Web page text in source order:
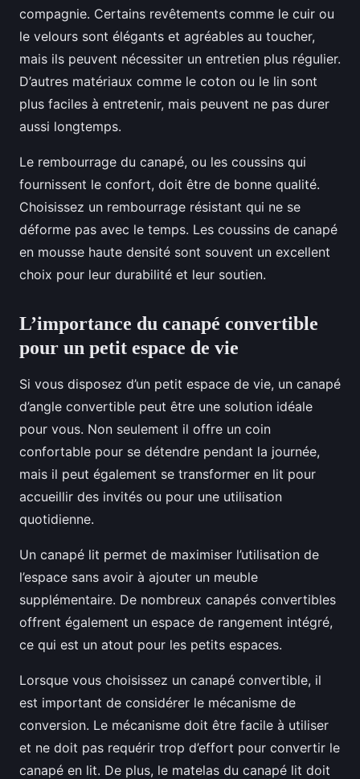
compagnie. Certains revêtements comme le cuir ou
le velours sont élégants et agréables au toucher,
mais ils peuvent nécessiter un entretien plus régulier.
D’autres matériaux comme le coton ou le lin sont
plus faciles à entretenir, mais peuvent ne pas durer
aussi longtemps.
Le rembourrage du canapé, ou les coussins qui
fournissent le confort, doit être de bonne qualité.
Choisissez un rembourrage résistant qui ne se
déforme pas avec le temps. Les coussins de canapé
en mousse haute densité sont souvent un excellent
choix pour leur durabilité et leur soutien.
L’importance du canapé convertible
pour un petit espace de vie
Si vous disposez d’un petit espace de vie, un canapé
d’angle convertible peut être une solution idéale
pour vous. Non seulement il offre un coin
confortable pour se détendre pendant la journée,
mais il peut également se transformer en lit pour
accueillir des invités ou pour une utilisation
quotidienne.
Un canapé lit permet de maximiser l’utilisation de
l’espace sans avoir à ajouter un meuble
supplémentaire. De nombreux canapés convertibles
offrent également un espace de rangement intégré,
ce qui est un atout pour les petits espaces.
Lorsque vous choisissez un canapé convertible, il
est important de considérer le mécanisme de
conversion. Le mécanisme doit être facile à utiliser
et ne doit pas requérir trop d’effort pour convertir le
canapé en lit. De plus, le matelas du canapé lit doit